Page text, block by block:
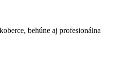
behúne aj profesionálna